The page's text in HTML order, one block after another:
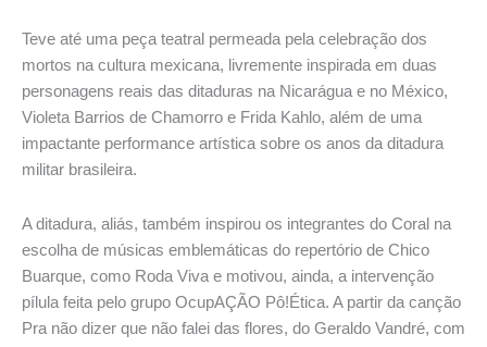
Teve até uma peça teatral permeada pela celebração dos
mortos na cultura mexicana, livremente inspirada em duas
personagens reais das ditaduras na Nicarágua e no México,
Violeta Barrios de Chamorro e Frida Kahlo, além de uma
impactante performance artística sobre os anos da ditadura
militar brasileira.
A ditadura, aliás, também inspirou os integrantes do Coral na
escolha de músicas emblemáticas do repertório de Chico
Buarque, como Roda Viva e motivou, ainda, a intervenção
pílula feita pelo grupo OcupAÇÃO Pô!Ética. A partir da canção
Pra não dizer que não falei das flores, do Geraldo Vandré, com